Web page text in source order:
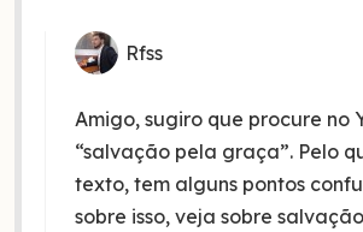
Rfss
Amigo, sugiro que procure no
“salvação pela graça”. Pelo
texto, tem alguns pontos
sobre isso, veja sobre